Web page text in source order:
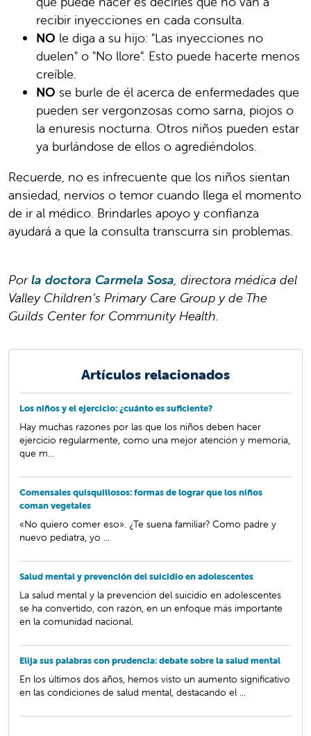
recibir inyecciones en cada consulta.
NO le diga a su hijo: "Las inyecciones no
duelen" o "No llore". Esto puede hacerte menos
creíble.
NO se burle de él acerca de enfermedades que
pueden ser vergonzosas como sarna, piojos o
la enuresis nocturna. Otros niños pueden estar
ya burlándose de ellos o agrediéndolos.
Recuerde, no es infrecuente que los niños sientan
ansiedad, nervios o temor cuando llega el momento
de ir al médico. Brindarles apoyo y confianza
ayudará a que la consulta transcurra sin problemas.
Porla doctora Carmela Sosa, directora médica del
Valley Children’s Primary Care Group y de The
Guilds Center for Community Health.
Artículos relacionados
Los niños y el ejercicio: ¿cuánto es suficiente?
Hay muchas razones por las que los niños deben hacer
ejercicio regularmente, como una mejor atención y memoria,
que m...
Comensales quisquillosos: formas de lograr que los niños
coman vegetales
«No quiero comer eso». ¿Te suena familiar? Como padre y
nuevo pediatra, yo ...
Salud mental y prevención del suicidio en adolescentes
La salud mental y la prevención del suicidio en adolescentes
se ha convertido, con razón, en un enfoque más importante
en la comunidad nacional.
Elija sus palabras con prudencia: debate sobre la salud mental
En los últimos dos años, hemos visto un aumento significativo
en las condiciones de salud mental, destacando el ...